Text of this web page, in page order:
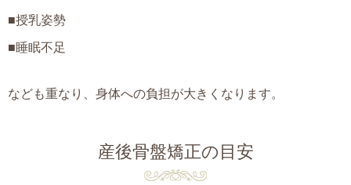
■授乳姿勢
■睡眠不足
なども重なり、身体への負担が大きくなります。
産後骨盤矯正の目安